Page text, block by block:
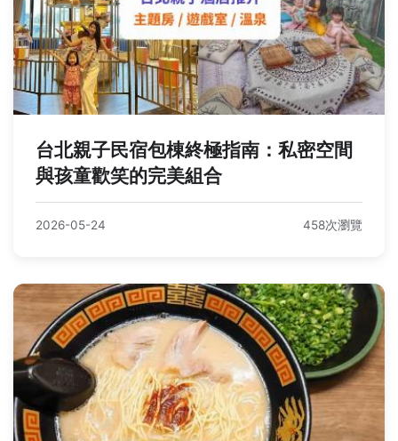
台北親子民宿包棟終極指南：私密空間
與孩童歡笑的完美組合
2026-05-24 458次瀏覽